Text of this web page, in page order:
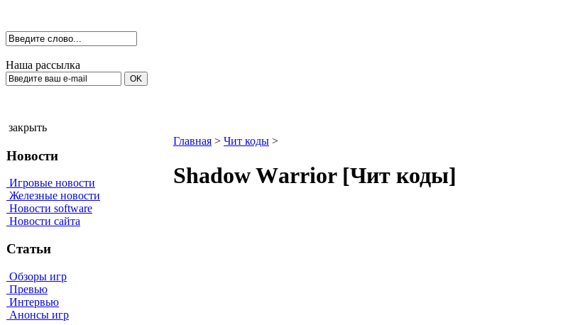
Наша рассылка
закрыть
Новости
Игровые новости
Железные новости
Новости software
Новости сайта
Статьи
Обзоры игр
Превью
Интервью
Анонсы игр
Главная > Чит коды >
Shаdоw Wаrriоr [Чит коды]